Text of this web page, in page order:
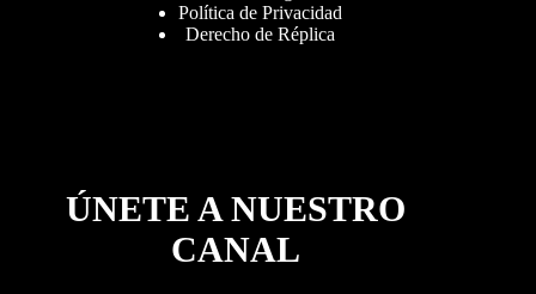
Política de Privacidad
Derecho de Réplica
ÚNETE A NUESTRO
CANAL